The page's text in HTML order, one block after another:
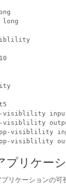
visiblility
visiblility
visiblility
プリケー
リケーションの可